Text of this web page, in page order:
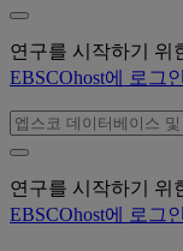
연구를 시작하기 위
EBSCOhost에 로그인
연구를 시작하기 위
EBSCOhost에 로그인